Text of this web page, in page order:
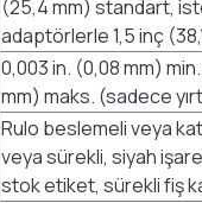
(25,4 mm) standart,
adaptörlerle 1,5 inç
0,003 in. (0,08 mm)
mm) maks. (sadece
Rulo beslemeli veya
veya sürekli, siyah
stok etiket, sürekli fiş